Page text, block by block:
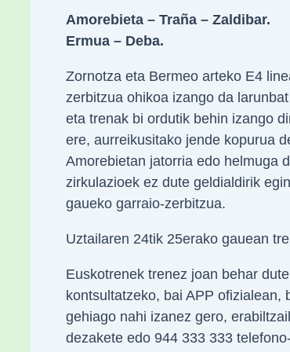
Amorebieta – Traña – Zaldibar.
Ermua – Deba.
Zornotza eta Bermeo arteko E4
zerbitzua ohikoa izango da
eta trenak bi ordutik behin izango
ere, aurreikusitako jende kopurua
Amorebietan jatorria edo helmuga
zirkulazioek ez dute geldialdirik
gaueko garraio-zerbitzua.
Uztailaren 24tik 25erako gauean
Euskotrenek trenez joan behar
kontsultatzeko, bai APP
gehiago nahi izanez gero,
dezakete edo 944 333 333